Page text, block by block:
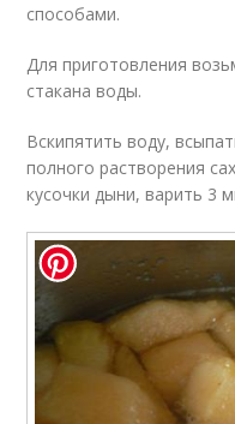
способами.
Для приготовления
стакана воды.
Вскипятить воду,
полного растворения
кусочки дыни, варить 3